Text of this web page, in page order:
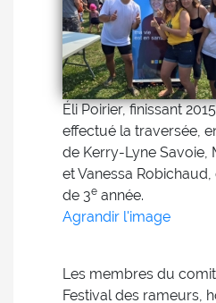
Éli Poirier, finissant
effectué la traversée,
de Kerry-Lyne Savoie,
et Vanessa
de 3e année.
Agrandir l'image
Les membres du
Festival des rameurs,